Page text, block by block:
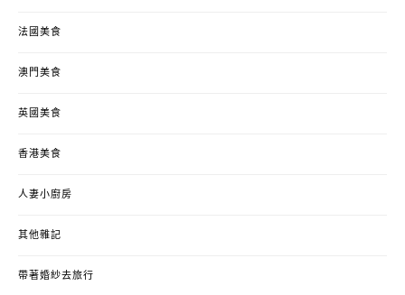
法國美食
澳門美食
英國美食
香港美食
人妻小廚房
其他雜記
帶著婚紗去旅行